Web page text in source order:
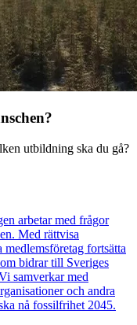
utbildning ska du gå?
arbetar med frågor
Med rättvisa
fortsätta
bidrar till Sveriges
samverkar med
och andra
nå fossilfrihet 2045.